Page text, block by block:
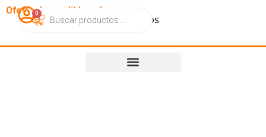
OfertasImperdibles.cl
CatálogoContactoNosotros
0